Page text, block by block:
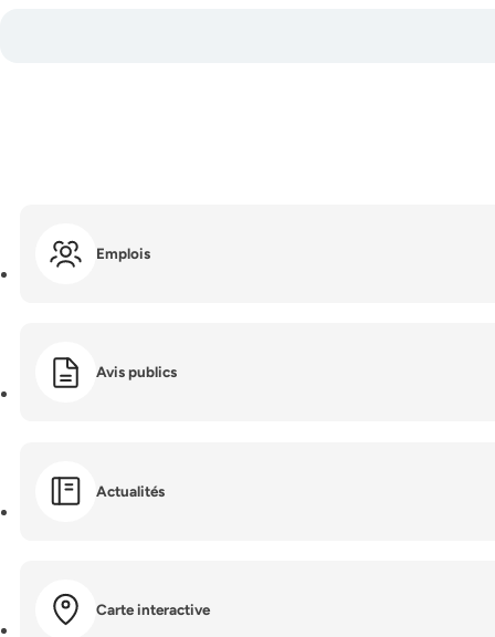
Emplois
Avis publics
Actualités
Carte interactive